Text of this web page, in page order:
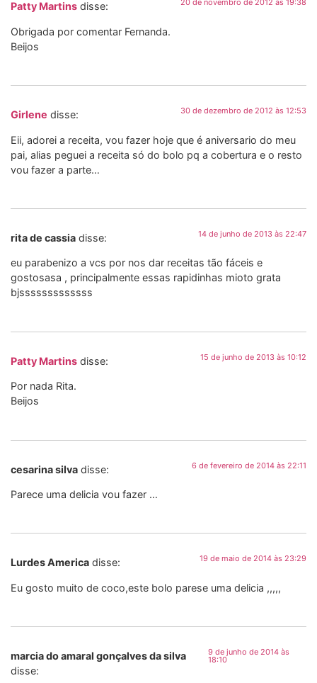
Patty Martins disse: 20 de novembro de 2012 às 19:38
Obrigada por comentar Fernanda.
Beijos
Girlene disse: 30 de dezembro de 2012 às 12:53
Eii, adorei a receita, vou fazer hoje que é aniversario do meu
pai, alias peguei a receita só do bolo pq a cobertura e o resto
vou fazer a parte…
rita de cassia disse: 14 de junho de 2013 às 22:47
eu parabenizo a vcs por nos dar receitas tão fáceis e
gostosasa , principalmente essas rapidinhas mioto grata
bjsssssssssssss
Patty Martins disse: 15 de junho de 2013 às 10:12
Por nada Rita.
Beijos
cesarina silva disse: 6 de fevereiro de 2014 às 22:11
Parece uma delicia vou fazer …
Lurdes America disse: 19 de maio de 2014 às 23:29
Eu gosto muito de coco,este bolo parese uma delicia ,,,,,
marcia do amaral gonçalves da silva
disse:
9 de junho de 2014 às
18:10